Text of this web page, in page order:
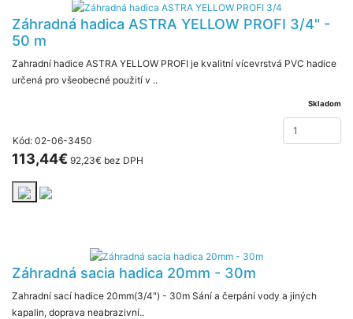
Záhradná hadica ASTRA YELLOW PROFI 3/4" -
50 m
Zahradní hadice ASTRA YELLOW PROFI je kvalitní vícevrstvá PVC hadice
určená pro všeobecné použití v ..
Kód: 02-06-3450
Skladom
113,44€ 92,23€ bez DPH
Záhradná sacia hadica 20mm - 30m
Zahradní sací hadice 20mm(3/4") - 30m Sání a čerpání vody a jiných
kapalin, doprava neabrazivní..